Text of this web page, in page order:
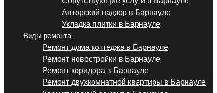
Авторский надзор в Барнауле
Укладка плитки в Барнауле
Виды ремонта
Ремонт дома коттеджа в Барнауле
Ремонт новостройки в Барнауле
Ремонт коридора в Барнауле
Ремонт двухкомнатной квартиры в Барнауле